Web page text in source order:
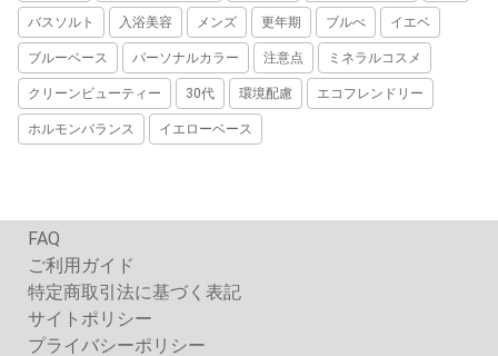
バスソルト 入浴美容 メンズ 更年期 ブルべ イエベ
ブルーベース パーソナルカラー 注意点 ミネラルコスメ
クリーンビューティー 30代 環境配慮 エコフレンドリー
ホルモンバランス イエローベース
FAQ
ご利用ガイド
特定商取引法に基づく表記
サイトポリシー
プライバシーポリシー